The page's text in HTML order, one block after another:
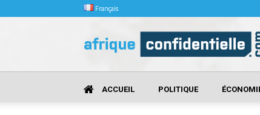
Français
Confidentielle
ACCUEIL POLITIQUE